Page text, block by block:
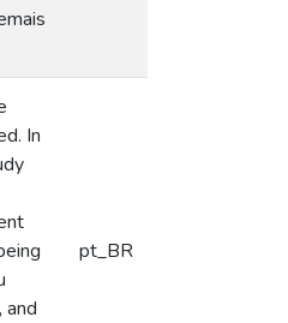
In
pt_BR